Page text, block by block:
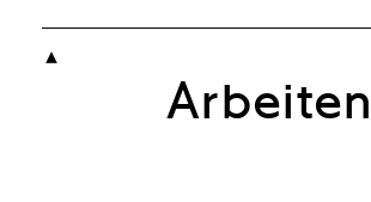

Arbeiten